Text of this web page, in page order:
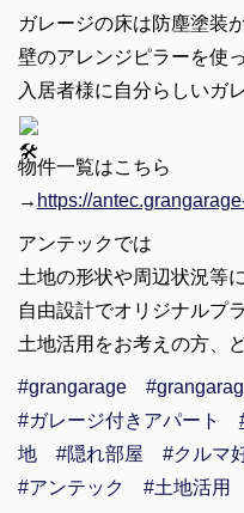
ガレージの床は防塵塗装
壁のアレンジピラーを使
入居者様に自分らしいガ
物件一覧はこちら
→ https://
アンテックでは
土地の形状や周辺状況等
自由設計でオリジナルプ
土地活用をお考えの方、
#grangarage
#ガレージ付きアパート
地
#隠れ部屋 #クルマ
#アンテック
#土地活用